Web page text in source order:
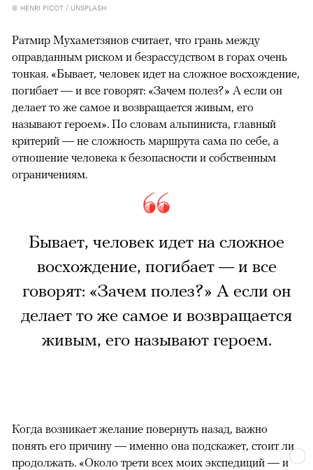
© HENRI PICOT / UNSPLASH
Ратмир Мухаметзянов считает, что грань между
оправданным риском и безрассудством в горах очень
тонкая. «Бывает, человек идет на сложное восхождение,
погибает — и все говорят: «Зачем полез?» А если он
делает то же самое и возвращается живым, его
называют героем». По словам альпиниста, главный
критерий — не сложность маршрута сама по себе, а
отношение человека к безопасности и собственным
ограничениям.
Бывает, человек идет на сложное
восхождение, погибает — и все
говорят: «Зачем полез?» А если он
делает то же самое и возвращается
живым, его называют героем.
Когда возникает желание повернуть назад, важно
понять его причину — именно она подскажет, стоит ли
продолжать. «Около трети всех моих экспедиций — и